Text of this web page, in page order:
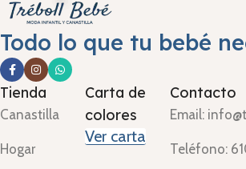
Todo lo que tu bebé
Tienda
Canastilla
Hogar
Carta de
colores
Ver carta
Contacto
Email:
Teléfono: